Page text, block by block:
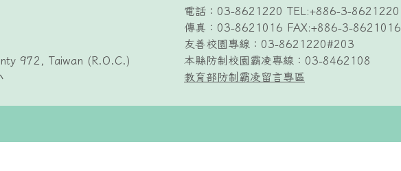
972, Taiwan (R.O.C.)
電話：03-8621220 TEL:+886-3-8621220
傳真：03-8621016 FAX:+886-3-8621016
友善校園專線：03-8621220#203
本縣防制校園霸凌專線：03-8462108
教育部防制霸凌留言專區